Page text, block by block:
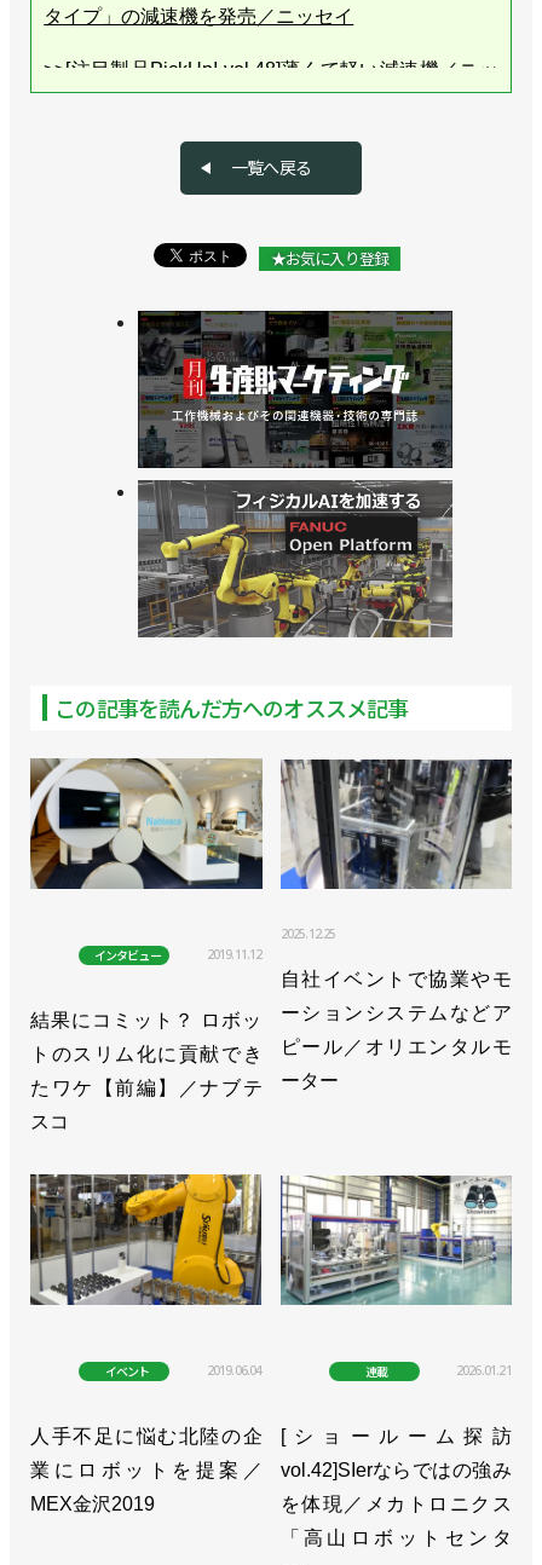
タイプ」の減速機を発売／ニッセイ
>>[注目製品PickUp! vol.48]薄くて軽い減速機／ニッ
>>産ロボ市場に本格参入、減速機の新ブランド立ち
>>大口径中空タイプの高剛性減速機を発売／ニッセ
>>産ロボ・FA向けの高剛性な減速機を開発／ニッセ
一覧へ戻る
★お気に入り登録
この記事を読んだ方へのオススメ記事
インタビュー 2019.11.12
結果にコミット？ ロボッ
トのスリム化に貢献でき
たワケ【前編】／ナブテ
スコ
2025.12.25
自社イベントで協業やモ
ーションシステムなどア
ピール／オリエンタルモ
ーター
イベント 2019.06.04
人手不足に悩む北陸の企
業にロボットを提案／
MEX金沢2019
連載 2026.01.21
[ショールーム探訪
vol.42]SIerならではの強み
を体現／メカトロニクス
「高山ロボットセンタ